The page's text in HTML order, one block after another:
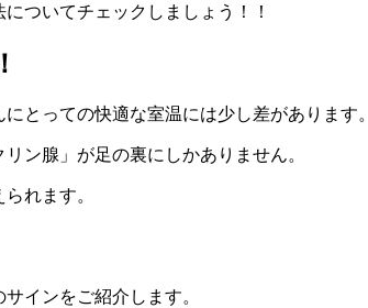
ついてチェックしましょう！！
とっての快適な室温には少し差があります。
ン腺」が足の裏にしかありません。
れます。
インをご紹介します。